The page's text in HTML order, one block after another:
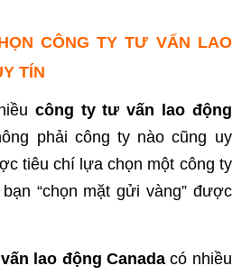
CÔNG TY TƯ VẤN LAO
TÍN
công ty tư vấn lao động
phải công ty nào cũng uy
tiêu chí lựa chọn một công ty
“chọn mặt gửi vàng” được
lao động Canadacó nhiều